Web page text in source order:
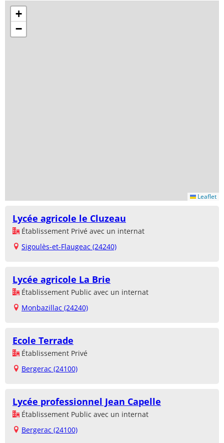
+
−
Leaflet
Lycée agricole le Cluzeau
Établissement Privé avec un internat
Sigoulès-et-Flaugeac (24240)
Lycée agricole La Brie
Établissement Public avec un internat
Monbazillac (24240)
Ecole Terrade
Établissement Privé
Bergerac (24100)
Lycée professionnel Jean Capelle
Établissement Public avec un internat
Bergerac (24100)